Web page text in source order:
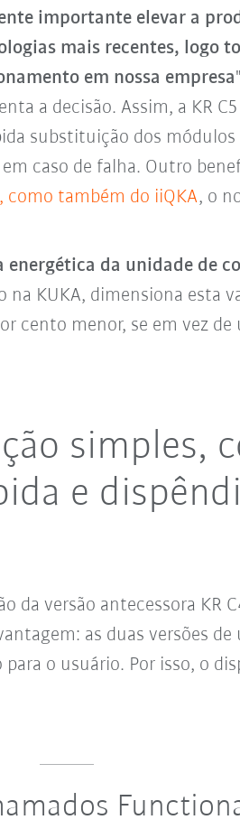
importante elevar a
mais recentes, logo
em nossa empresa
a decisão. Assim, a KR
substituição dos
caso de falha. Outro
como também do iiQKA, o
energética da unidade de
na KUKA, dimensiona esta
cento menor, se em vez
simples,
e
da versão antecessora KR
as duas versões
o usuário. Por isso, o